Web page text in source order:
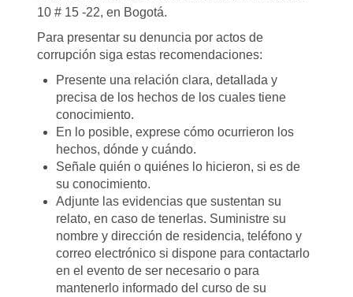
10 # 15 -22, en Bogotá.
Para presentar su denuncia por actos de
corrupción siga estas recomendaciones:
Presente una relación clara, detallada y
precisa de los hechos de los cuales tiene
conocimiento.
En lo posible, exprese cómo ocurrieron los
hechos, dónde y cuándo.
Señale quién o quiénes lo hicieron, si es de
su conocimiento.
Adjunte las evidencias que sustentan su
relato, en caso de tenerlas. Suministre su
nombre y dirección de residencia, teléfono y
correo electrónico si dispone para contactarlo
en el evento de ser necesario o para
mantenerlo informado del curso de su